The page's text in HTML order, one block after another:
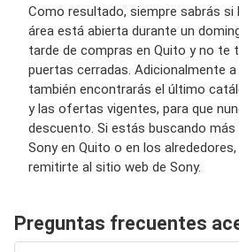
Como resultado, siempre sabrás si
área está abierta durante un
tarde de compras en Quito y no te
puertas cerradas. Adicionalmente
también encontrarás el último
y las ofertas vigentes, para que
descuento. Si estás buscando
Sony en Quito o en los
remitirte al sitio web de Sony.
Preguntas frecuentes